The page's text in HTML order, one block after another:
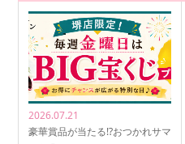
2026.07.21
豪華賞品が当たる!?おつかれサマ